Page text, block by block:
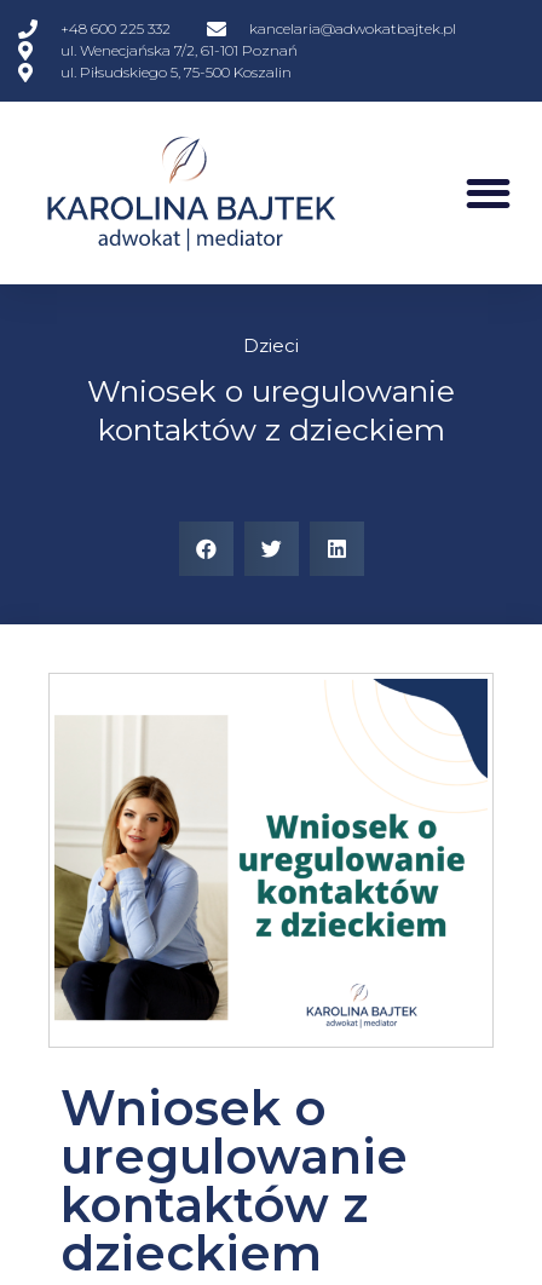
+48 600 225 332
kancelaria@adwokatbajtek.pl
ul. Wenecjańska 7/2, 61-101 Poznań
ul. Piłsudskiego 5, 75-500 Koszalin
Dzieci
Wniosek o uregulowanie
kontaktów z dzieckiem
Wniosek o
uregulowanie
kontaktów z
dzieckiem